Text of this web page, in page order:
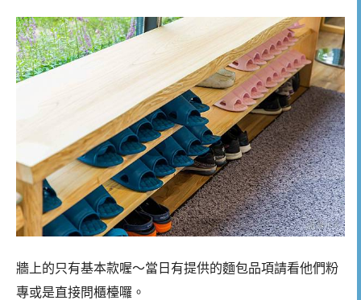
牆上的只有基本款喔～當日有提供的麵包品項請看他們粉
專或是直接問櫃檯囉。